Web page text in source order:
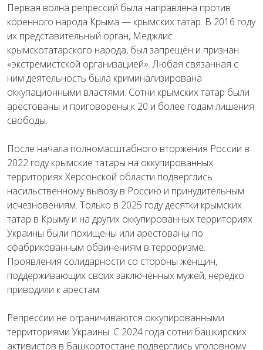
Первая волна репрессий была направлена против
коренного народа Крыма — крымских татар. В 2016 году
их представительный орган, Меджлис
крымскотатарского народа, был запрещён и признан
«экстремистской организацией». Любая связанная с
ним деятельность была криминализирована
оккупационными властями. Сотни крымских татар были
арестованы и приговорены к 20 и более годам лишения
свободы.
После начала полномасштабного вторжения России в
2022 году крымские татары на оккупированных
территориях Херсонской области подверглись
насильственному вывозу в Россию и принудительным
исчезновениям. Только в 2025 году десятки крымских
татар в Крыму и на других оккупированных территориях
Украины были похищены или арестованы по
сфабрикованным обвинениям в терроризме.
Проявления солидарности со стороны женщин,
поддерживающих своих заключённых мужей, нередко
приводили к арестам.
Репрессии не ограничиваются оккупированными
территориями Украины. С 2024 года сотни башкирских
активистов в Башкортостане подверглись уголовному